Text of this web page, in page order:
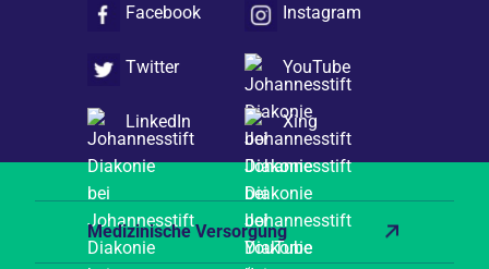
Facebook Instagram
Twitter YouTube
LinkedIn Xing
Medizinische Versorgung